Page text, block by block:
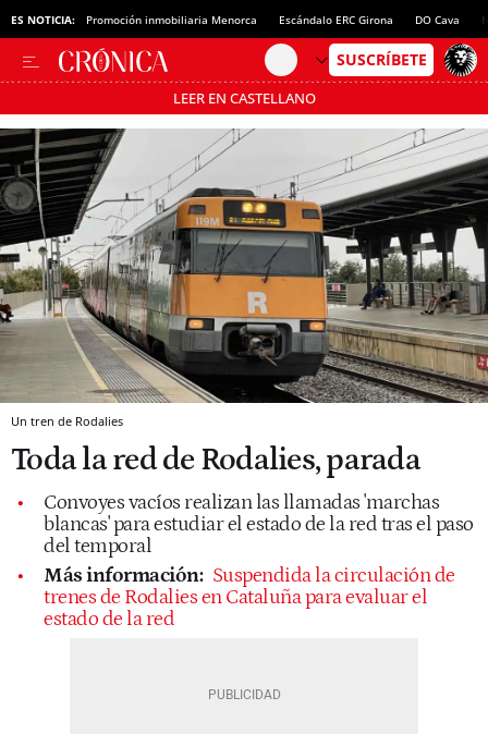
ES NOTICIA: Promoción inmobiliaria Menorca Escándalo ERC Girona DO Cava
LEER EN CASTELLANO
Pásate al MODO AHORRO
Un tren de Rodalies
Toda la red de Rodalies, parada
Convoyes vacíos realizan las llamadas 'marchas
blancas' para estudiar el estado de la red tras el paso
del temporal
Más información: Suspendida la circulación de
trenes de Rodalies en Cataluña para evaluar el
estado de la red